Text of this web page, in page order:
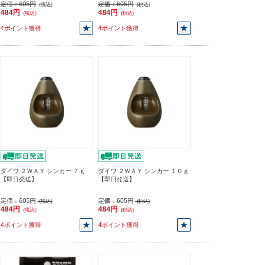
定価：605円 (税込)
484円 (税込)
4ポイント獲得
定価：605円 (税込)
484円 (税込)
4ポイント獲得
ダイワ ２ＷＡＹ シンカー ７ｇ
【即日発送】
定価：605円 (税込)
484円 (税込)
4ポイント獲得
ダイワ ２ＷＡＹ シンカー １０ｇ
【即日発送】
定価：605円 (税込)
484円 (税込)
4ポイント獲得